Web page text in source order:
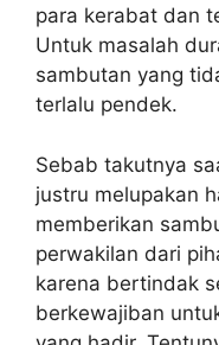
para kerabat dan
Untuk masalah
sambutan yang
terlalu pendek.
Sebab takutnya
justru melupakan
memberikan
perwakilan dari
karena bertindak
berkewajiban